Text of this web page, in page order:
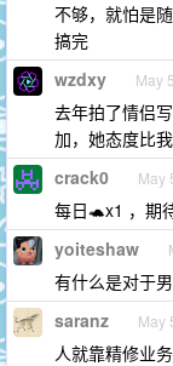
不够，就怕是
搞完
wzdxy May
去年拍了情侣
加，她态度比
crack0 May
每日🐢x1 ，期
yoiteshaw
有什么是对于
saranz May
人就靠精修业